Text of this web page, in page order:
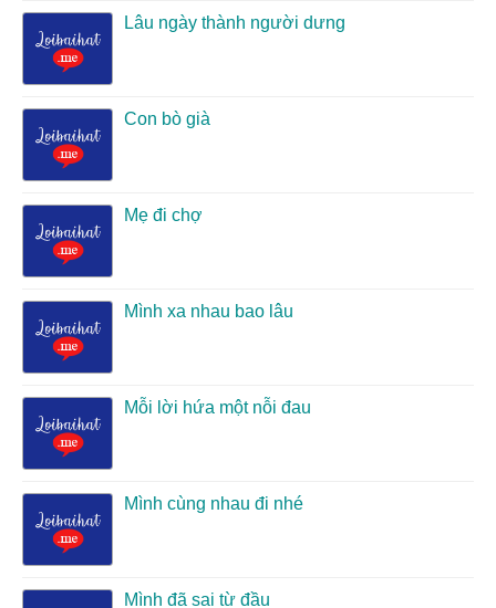
Lâu ngày thành người dưng
Con bò già
Mẹ đi chợ
Mình xa nhau bao lâu
Mỗi lời hứa một nỗi đau
Mình cùng nhau đi nhé
Mình đã sai từ đầu